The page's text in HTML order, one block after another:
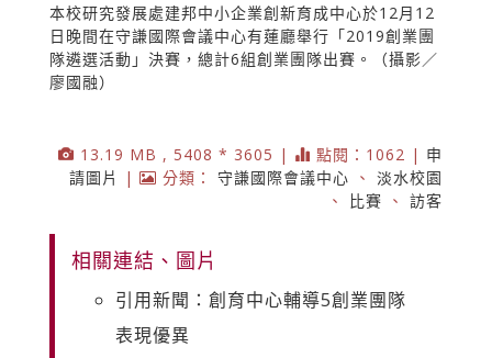
本校研究發展處建邦中小企業創新育成中心於12月12
日晚間在守謙國際會議中心有蓮廳舉行「2019創業團
隊遴選活動」決賽，總計6組創業團隊出賽。（攝影／
廖國融）
13.19 MB , 5408 * 3605 | 點閱：1062 | 申
請圖片
| 分類： 守謙國際會議中心 、 淡水校園
、
比賽 、 訪客
相關連結、圖片
引用新聞：創育中心輔導5創業團隊
表現優異